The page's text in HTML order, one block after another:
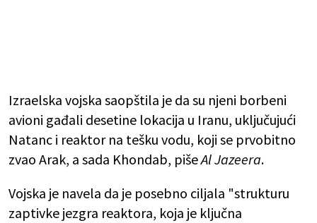
Izraelska vojska saopštila je da su njeni borbeni
avioni gađali desetine lokacija u Iranu, uključujući
Natanc i reaktor na tešku vodu, koji se prvobitno
zvao Arak, a sada Khondab, pišeAl Jazeera.
Vojska je navela da je posebno ciljala "strukturu
zaptivke jezgra reaktora, koja je ključna